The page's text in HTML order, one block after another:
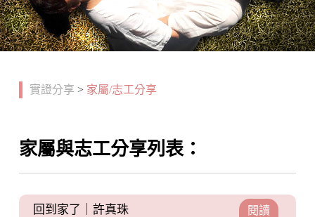
實證分享 > 家屬/志工分享
家屬與志工分享列表：
回到家了｜許真珠
閱讀